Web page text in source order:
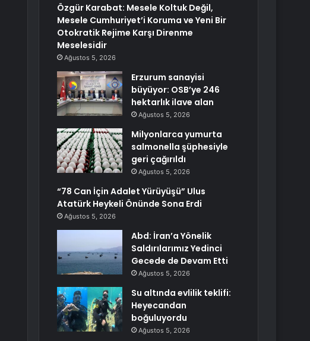
Özgür Karabat: Mesele Koltuk Değil,
Mesele Cumhuriyet’i Koruma ve Yeni Bir
Otokratik Rejime Karşı Direnme
Meselesidir
Ağustos 5, 2026
Erzurum sanayisi
büyüyor: OSB’ye 246
hektarlık ilave alan
Ağustos 5, 2026
Milyonlarca yumurta
salmonella şüphesiyle
geri çağırıldı
Ağustos 5, 2026
“78 Can İçin Adalet Yürüyüşü” Ulus
Atatürk Heykeli Önünde Sona Erdi
Ağustos 5, 2026
Abd: İran’a Yönelik
Saldırılarımız Yedinci
Gecede de Devam Etti
Ağustos 5, 2026
Su altında evlilik teklifi:
Heyecandan
boğuluyordu
Ağustos 5, 2026